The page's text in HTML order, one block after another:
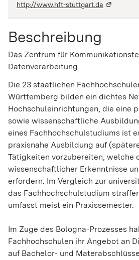
http://www.hft-stuttgart.de
Beschreibung
Das Zentrum für
Datenverarbeitung
Die 23 staatlichen
Württemberg bilden ein dichtes
Hochschuleinrichtungen, die eine
sowie wissenschaftliche
eines Fachhochschulstudiums ist
praxisnahe Ausbildung auf
Tätigkeiten vorzubereiten, welche
wissenschaftlicher Erkenntnisse
erfordern. Im Vergleich zur
das Fachhochschulstudium
umfasst meist ein Praxissemester.
Im Zuge des Bologna-Prozesses
Fachhochschulen ihr Angebot an
auf Bachelor- und